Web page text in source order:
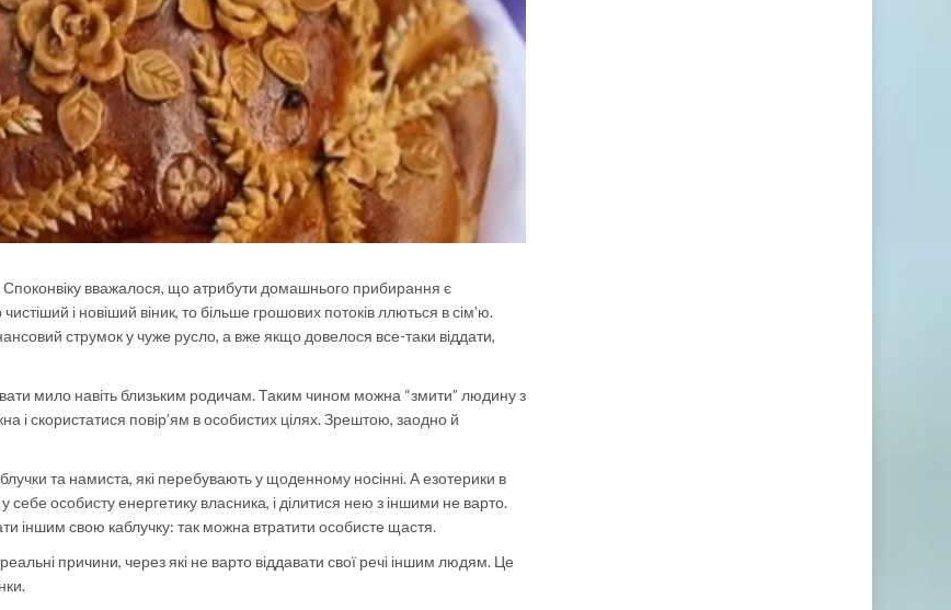
Споконвіку вважалося, що атрибути домашнього прибирання є
і новіший віник, то більше грошових потоків ллються в сім’ю.
струмок у чуже русло, а вже якщо довелося все-таки віддати,
мило навіть близьким родичам. Таким чином можна “змити” людину з
і скористатися повір’ям в особистих цілях. Зрештою, заодно й
та намиста, які перебувають у щоденному носінні. А езотерики в
особисту енергетику власника, і ділитися нею з іншими не варто.
іншим свою каблучку: так можна втратити особисте щастя.
причини, через які не варто віддавати свої речі іншим людям. Це